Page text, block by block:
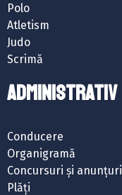
Polo
Atletism
Judo
Scrimă
ADMINISTRATIV
Conducere
Organigramă
Concursuri și anunțuri
Plăți